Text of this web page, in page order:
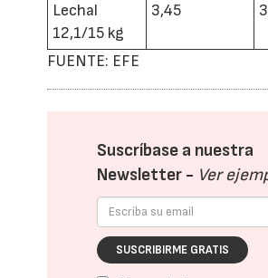
Lechal
12,1/15 kg
3,45
FUENTE: EFE
Suscríbase a nuestra
Newsletter - Ver
SUSCRIBIRME GRATIS